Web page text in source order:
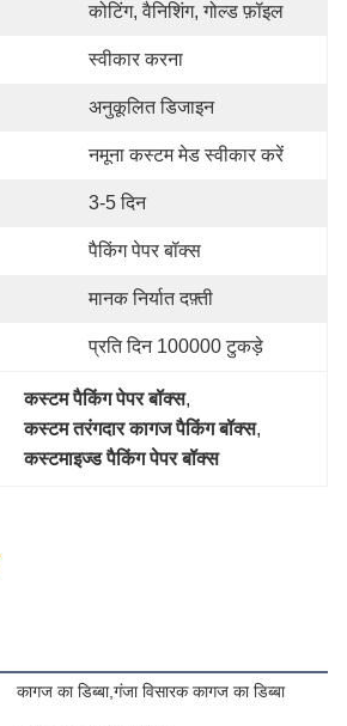
कोटिंग, वैनिशिंग, गोल्ड फ़ॉइल
स्वीकार करना
अनुकूलित डिजाइन
नमूना कस्टम मेड स्वीकार करें
3-5 दिन
पैकिंग पेपर बॉक्स
मानक निर्यात दफ़्ती
प्रति दिन 100000 टुकड़े
कस्टम पैकिंग पेपर बॉक्स,
कस्टम तरंगदार कागज पैकिंग बॉक्स,
कस्टमाइज्ड पैकिंग पेपर बॉक्स
कागज का डिब्बा,गंजा विसारक कागज का डिब्बा